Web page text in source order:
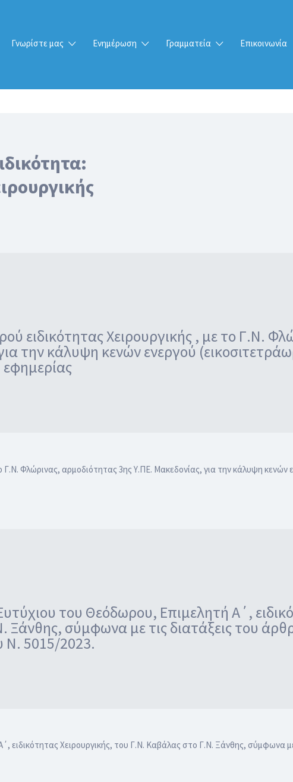
Γνωρίστε μας Ενημέρωση Γραμματεία Επικοινωνία
ειδικότητας Χειρουργικής , με το Γ.Ν.
την κάλυψη κενών ενεργού
εφημερίας
Γ.Ν. Φλώρινας, αρμοδιότητας 3ης Υ.ΠΕ. Μακεδονίας, για την κάλυψη κενών
του Θεόδωρου, Επιμελητή Α΄,
σύμφωνα με τις διατάξεις του
Ν. 5015/2023.
ειδικότητας Χειρουργικής, του Γ.Ν. Καβάλας στο Γ.Ν. Ξάνθης, σύμφωνα